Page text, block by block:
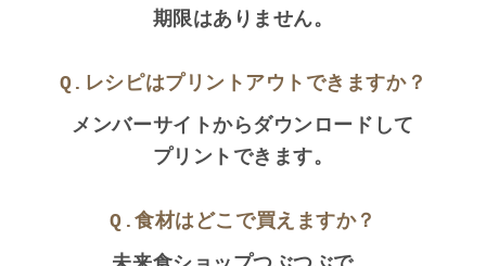
期限はありません。
Q.レシピはプリントアウトできますか？
メンバーサイトからダウンロードして
プリントできます。
Q.食材はどこで買えますか？